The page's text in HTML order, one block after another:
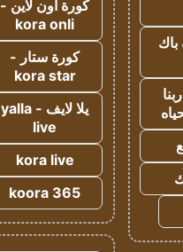
باك
كورة اون لاين -
kora onli
كورة ستار -
kora star
يلا لايف - yalla
live
kora live
koora 365